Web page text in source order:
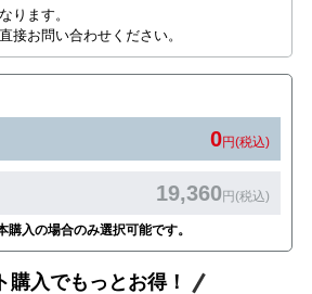
ります。
接お問い合わせください。
0円(税込)
19,360円(税込)
購入の場合のみ選択可能です。
購入でもっとお得！